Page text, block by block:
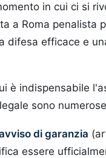
in cui ci si
a Roma penalista
difesa efficace e
è indispensabile
sono
di garanzia
essere